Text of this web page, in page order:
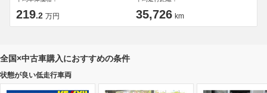
219.2 万円 35,726 km
全国×中古車購入におすすめの条件
状態が良い低走行車両